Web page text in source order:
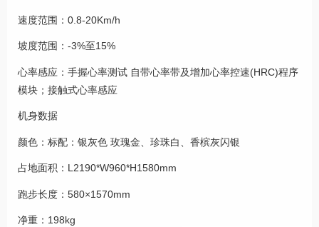
速度范围：0.8-20Km/h
坡度范围：-3%至15%
心率感应：手握心率测试 自带心率带及增加心率控速(HRC)程序
模块；接触式心率感应
机身数据
颜色：标配：银灰色 玫瑰金、珍珠白、香槟灰闪银
占地面积：L2190*W960*H1580mm
跑步长度：580×1570mm
净重：198kg